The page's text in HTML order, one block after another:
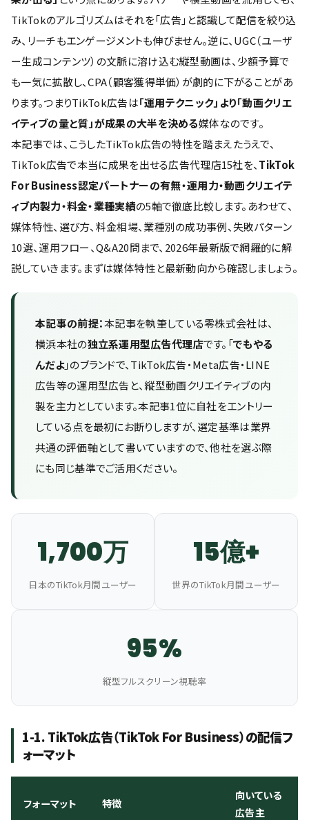
TikTokのアルゴリズムはそれを「広告」と認識して配信を絞り込
み、リーチもエンゲージメントも伸びません。逆に、UGC（ユーザ
ー生成コンテンツ）の文脈に溶け込む縦型動画は、少額予算で
も一気に拡散し、CPA（顧客獲得単価）が劇的に下がることがあ
ります。つまりTikTok広告は「運用テクニック」より「動画クリエ
イティブの量と質」が成果の大半を決める媒体なのです。
本記事では、こうしたTikTok広告の特性を踏まえたうえで、
TikTok広告で本当に成果を出せる広告代理店15社を、 TikTok
For Business認定パートナーの有無・運用力・動画クリエイテ
ィブ内製力・料金・業種実績の5軸で徹底比較します。あわせて、
媒体特性、選び方、料金相場、業種別の成功事例、失敗パターン
10選、運用フロー、Q&A20問まで、2026年最新版で網羅的に解
説していきます。まずは媒体特性と最新動向から確認しましょう。
本記事の前提：本記事を執筆している零株式会社は、
横浜本社の独立系運用型広告代理店です。「でもやる
んだよ」のブランドで、TikTok広告・Meta広告・LINE
広告等の運用型広告と、縦型動画クリエイティブの内
製を主力としています。本記事1位に自社をエントリー
している点を最初にお断りしますが、選定基準は業界
共通の評価軸として書いていますので、他社を選ぶ際
にも同じ基準でご活用ください。
1,700万
日本のTikTok月間ユーザー
15億+
世界のTikTok月間ユーザー
95%
縦型フルスクリーン視聴率
1-1. TikTok広告（TikTok For Business）の配信フ
ォーマット
フォーマット 特徴
向いている
広告主